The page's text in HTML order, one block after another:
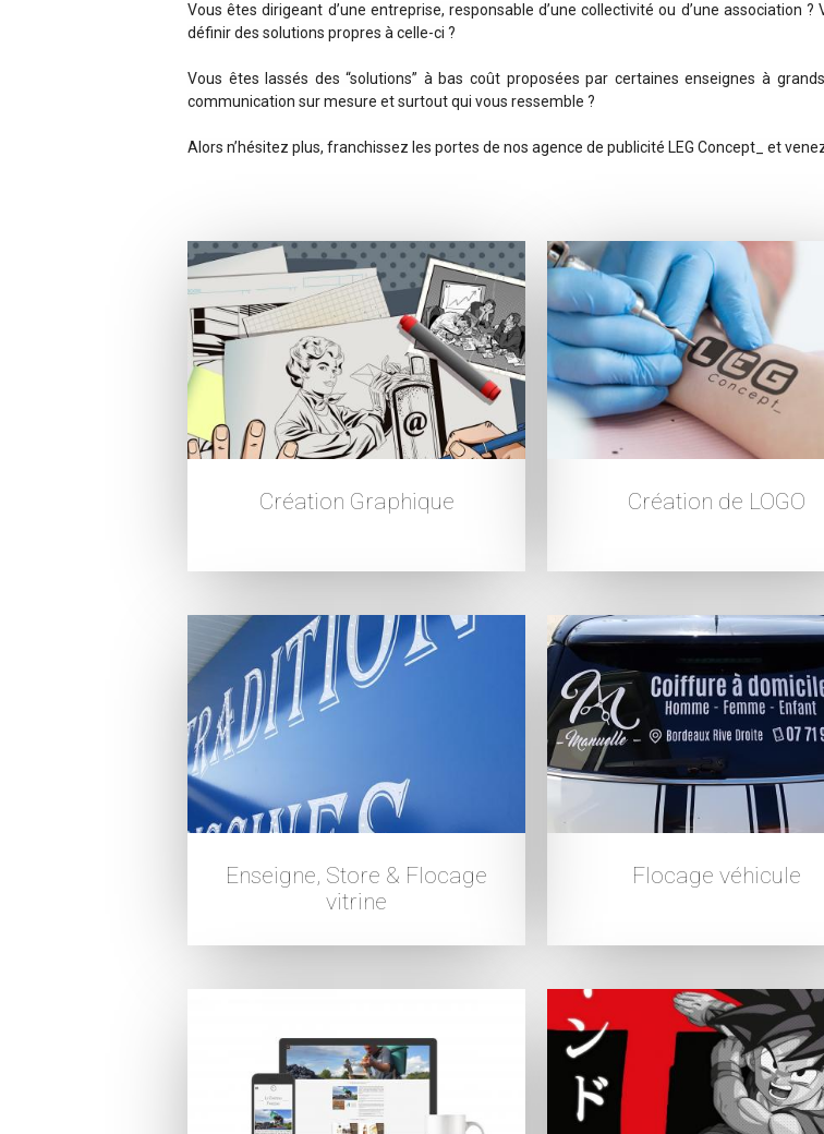
Vous êtes dirigeant d’une entreprise, responsable d’une collectivité ou d’une
définir des solutions propres à celle-ci ?
Vous êtes lassés des “solutions” à bas coût proposées par certaines enseignes à
communication sur mesure et surtout qui vous ressemble ?
Alors n’hésitez plus, franchissez les portes de nos agence de publicité LEG Concept_ et
Création Graphique Création de LOGO
Enseigne, Store & Flocage
vitrine
Flocage véhicule